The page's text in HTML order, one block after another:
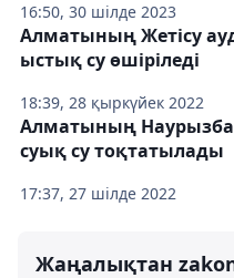
16:50, 30 шілде 2023
18:39, 28 қыркүйек 2022
Алматының Жетісу
ыстық су өшіріледі
17:37, 27 шілде 2022
Алматының
суық су тоқтатылады
Жаңалықтан